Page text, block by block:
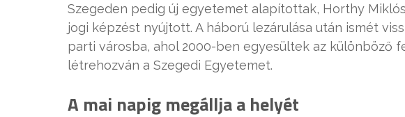
Szegeden pedig új egyetemet alapítottak, Horthy
jogi képzést nyújtott. A háború lezárulása után ismét
parti városba, ahol 2000-ben egyesültek az különböző
létrehozván a Szegedi Egyetemet.
A mai napig megállja a helyét